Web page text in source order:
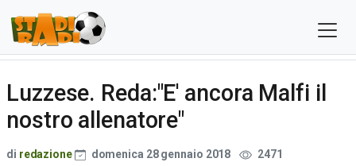
Luzzese. Reda:"E' ancora Malfi il
nostro allenatore"
di redazione domenica 28 gennaio 2018 2471